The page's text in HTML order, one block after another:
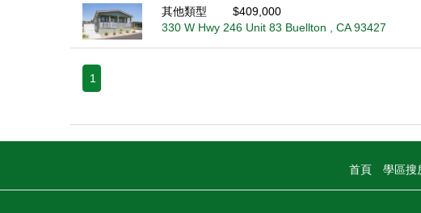
其他類型
$409,000
330 W Hwy 246 Unit 83 Buellton , CA 93427
1
首頁 學區搜